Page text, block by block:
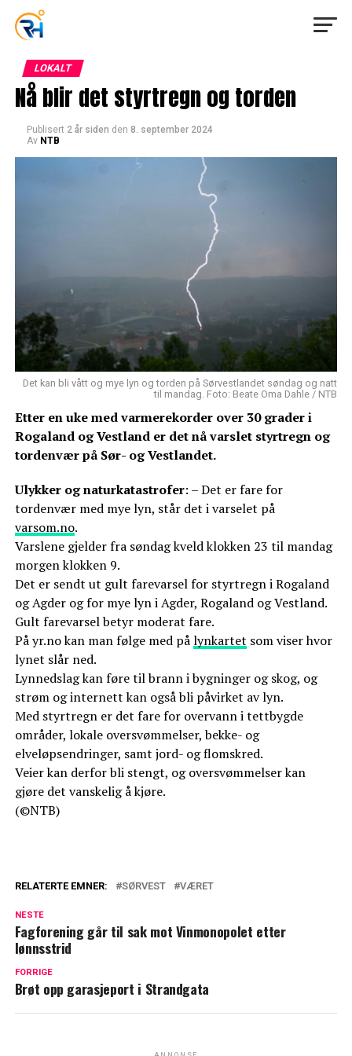
LOKALT
Nå blir det styrtregn og torden
Publisert 2 år siden den 8. september 2024
Av NTB
Det kan bli vått og mye lyn og torden på Sørvestlandet søndag og natt
til mandag. Foto: Beate Oma Dahle / NTB
Etter en uke med varmerekorder over 30 grader i
Rogaland og Vestland er det nå varslet styrtregn og
tordenvær på Sør- og Vestlandet.
Ulykker og naturkatastrofer: – Det er fare for
tordenvær med mye lyn, står det i varselet på
varsom.no.
Varslene gjelder fra søndag kveld klokken 23 til mandag
morgen klokken 9.
Det er sendt ut gult farevarsel for styrtregn i Rogaland
og Agder og for mye lyn i Agder, Rogaland og Vestland.
Gult farevarsel betyr moderat fare.
På yr.no kan man følge med pålynkartet som viser hvor
lynet slår ned.
Lynnedslag kan føre til brann i bygninger og skog, og
strøm og internett kan også bli påvirket av lyn.
Med styrtregn er det fare for overvann i tettbygde
områder, lokale oversvømmelser, bekke- og
elveløpsendringer, samt jord- og flomskred.
Veier kan derfor bli stengt, og oversvømmelser kan
gjøre det vanskelig å kjøre.
(©NTB)
RELATERTE EMNER: SØRVEST VÆRET
NESTE
Fagforening går til sak mot Vinmonopolet etter
lønnsstrid
FORRIGE
Brøt opp garasjeport i Strandgata